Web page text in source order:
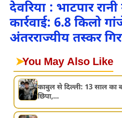
देवरिया : भाटपार
कार्रवाई: 6.8 किलो
अंतरराज्यीय तस्कर
➤You May Also Like
काबुल से दिल्ली: 13 साल का
छिपा,...